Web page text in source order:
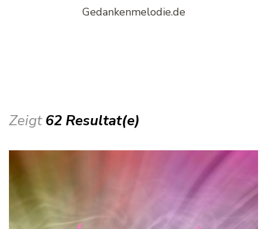
Gedankenmelodie.de
Zeigt62 Resultat(e)